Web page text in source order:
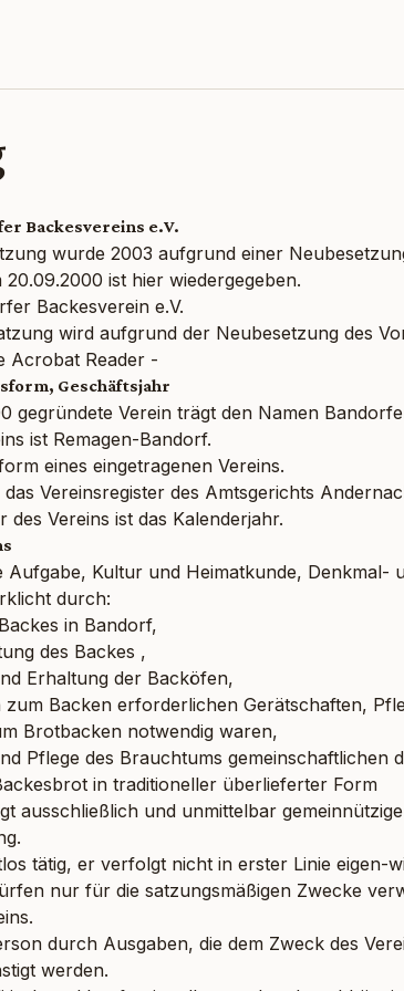
Backesvereins e.V.
wurde 2003 aufgrund einer
ist hier wiedergegeben.
Backesverein e.V.
wird aufgrund der Neubesetzung des
Acrobat Reader -
Geschäftsjahr
gegründete Verein trägt den Namen
ist Remagen-Bandorf.
eines eingetragenen Vereins.
Vereinsregister des Amtsgerichts
des Vereins ist das Kalenderjahr.
Aufgabe, Kultur und Heimatkunde,
durch:
in Bandorf,
des Backes ,
Erhaltung der Backöfen,
Backen erforderlichen Gerätschaften,
Brotbacken notwendig waren,
Pflege des Brauchtums gemeinschaftlichen
in traditioneller überlieferter Form
ausschließlich und unmittelbar
tätig, er verfolgt nicht in erster Linie eigen-
nur für die satzungsmäßigen Zwecke
durch Ausgaben, die dem Zweck des
werden.